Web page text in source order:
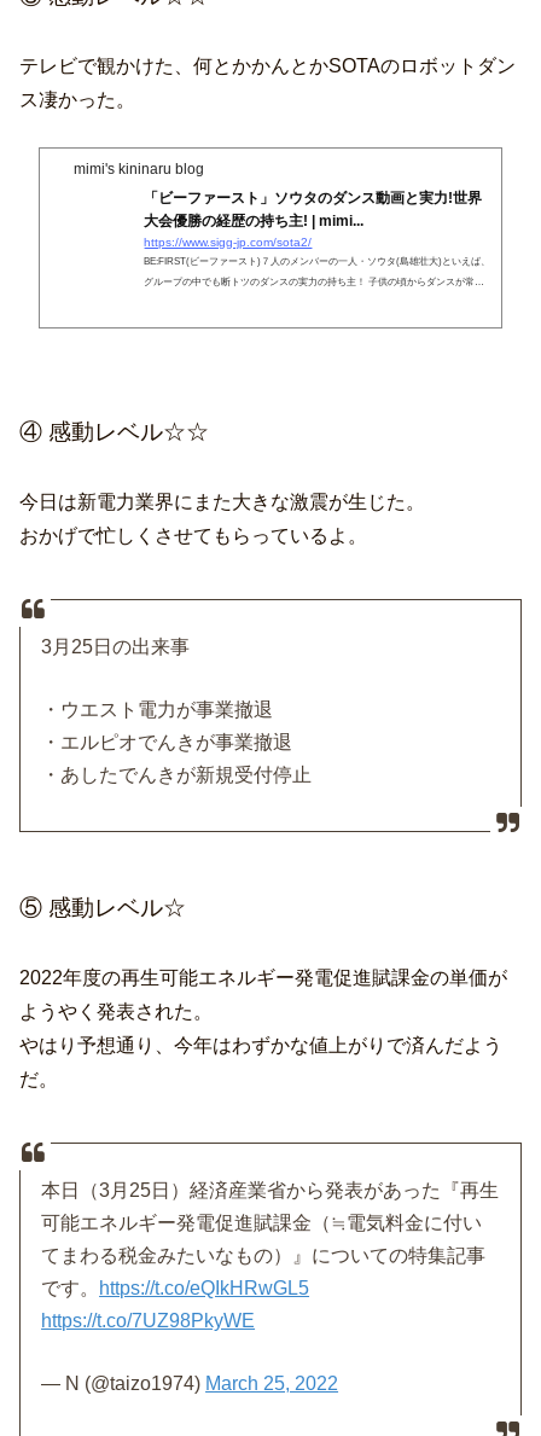
テレビで観かけた、何とかかんとかSOTAのロボットダン
ス凄かった。
mimi's kininaru blog
「ビーファースト」ソウタのダンス動画と実力!世界
大会優勝の経歴の持ち主! | mimi...
https://www.sigg-jp.com/sota2/
BE:FIRST(ビーファースト)７人のメンバーの一人・ソウタ(島雄壮大)といえば、
グループの中でも断トツのダンスの実力の持ち主！ 子供の頃からダンスが常に
④ 感動レベル☆☆
今日は新電力業界にまた大きな激震が生じた。
おかげで忙しくさせてもらっているよ。
3月25日の出来事
・ウエスト電力が事業撤退
・エルピオでんきが事業撤退
・あしたでんきが新規受付停止
⑤ 感動レベル☆
2022年度の再生可能エネルギー発電促進賦課金の単価が
ようやく発表された。
やはり予想通り、今年はわずかな値上がりで済んだよう
だ。
本日（3月25日）経済産業省から発表があった『再生
可能エネルギー発電促進賦課金（≒電気料金に付い
てまわる税金みたいなもの）』についての特集記事
です。
https://t.co/eQIkHRwGL5
https://t.co/7UZ98PkyWE
— N (@taizo1974) March 25, 2022